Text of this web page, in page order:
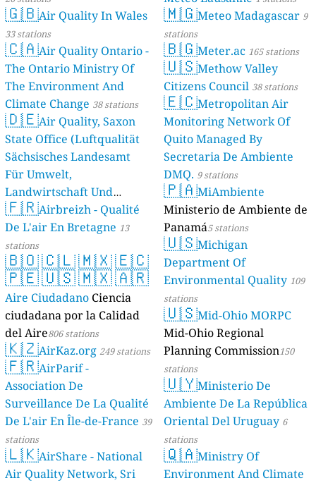
🇬🇧Air Quality In Wales
33 stations
🇨🇦Air Quality Ontario -
The Ontario Ministry Of
The Environment And
Climate Change 38 stations
🇩🇪Air Quality, Saxon
State Office (Luftqualität
Sächsisches Landesamt
Für Umwelt,
Landwirtschaft Und
Geologie) 50 stations
🇫🇷Airbreizh - Qualité
De L'air En Bretagne 13
stations
🇧🇴🇨🇱🇲🇽🇪🇨
🇵🇪🇺🇸🇲🇽🇦🇷
Aire Ciudadano Ciencia
ciudadana por la Calidad
del Aire806 stations
🇰🇿AirKaz.org 249 stations
🇫🇷AirParif -
Association De
Surveillance De La Qualité
De L'air En Île-de-France 39
stations
🇱🇰AirShare - National
Air Quality Network, Sri
🇲🇬Meteo Madagascar 9
stations
🇧🇬Meter.ac 165 stations
🇺🇸Methow Valley
Citizens Council 38 stations
🇪🇨Metropolitan Air
Monitoring Network Of
Quito Managed By
Secretaria De Ambiente
DMQ. 9 stations
🇵🇦MiAmbiente
Ministerio de Ambiente de
Panamá5 stations
🇺🇸Michigan
Department Of
Environmental Quality 109
stations
🇺🇸Mid-Ohio MORPC
Mid-Ohio Regional
Planning Commission150
stations
🇺🇾Ministerio De
Ambiente De La República
Oriental Del Uruguay 6
stations
🇶🇦Ministry Of
Environment And Climate